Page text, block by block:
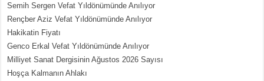
MEHMET ÇOBAN
İçerdeki Put Dışardaki Maskeler...
Semih Sergen Vefat Yıldönümünde Anılıyor
Rençber Aziz Vefat Yıldönümünde Anılıyor
Hakikatin Fiyatı
Genco Erkal Vefat Yıldönümünde Anılıyor
Milliyet Sanat Dergisinin Ağustos 2026 Sayısı
Hoşça Kalmanın Ahlakı